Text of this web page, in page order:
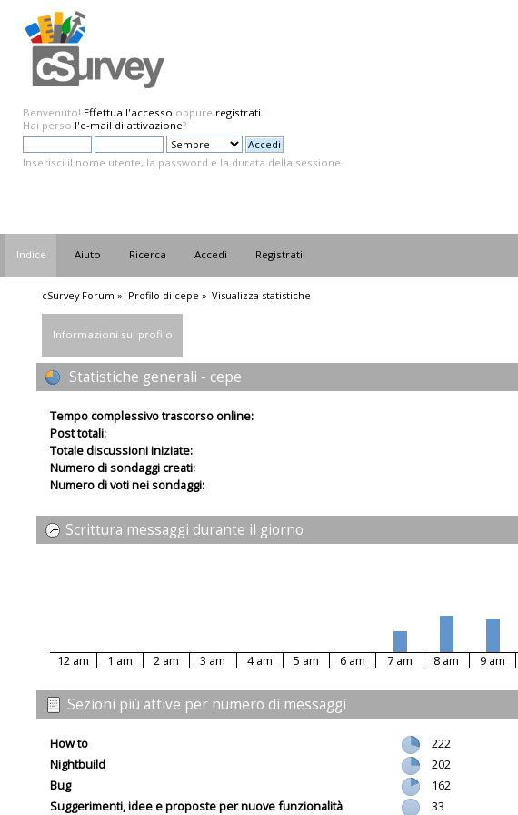
Benvenuto! Effettua l'accesso oppure registrati.
Hai perso l'e-mail di attivazione?
Inserisci il nome utente, la password e la durata della sessione.
Indice Aiuto Ricerca Accedi Registrati
cSurvey Forum » Profilo di cepe » Visualizza statistiche
Informazioni sul profilo
Statistiche generali - cepe
Tempo complessivo trascorso online:
Post totali:
Totale discussioni iniziate:
Numero di sondaggi creati:
Numero di voti nei sondaggi:
Scrittura messaggi durante il giorno
12 am 1 am 2 am 3 am 4 am 5 am 6 am 7 am 8 am 9 am
Sezioni più attive per numero di messaggi
How to
222
Nightbuild
202
Bug
162
Suggerimenti, idee e proposte per nuove funzionalità
33